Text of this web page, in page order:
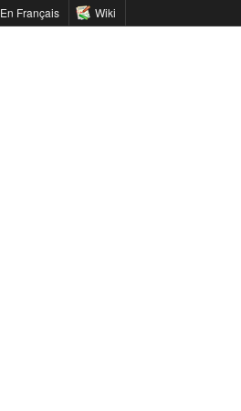
En Français Wiki